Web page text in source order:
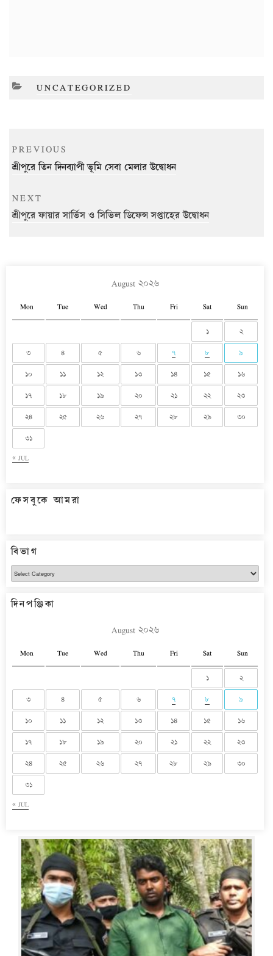
CATEGORIES
UNCATEGORIZED
Post
navigation
Previous
Post
PREVIOUS
শ্রীপুরে তিন দিনব্যাপী ভূমি সেবা মেলার উদ্বোধন
Next
Post
NEXT
শ্রীপুরে ফায়ার সার্ভিস ও সিভিল ডিফেন্স সপ্তাহের উদ্বোধন
August ২০২৬
Mon Tue Wed Thu Fri Sat Sun
« JUL
১ ২
৩ ৪ ৫ ৬ ৭ ৮ ৯
১০ ১১ ১২ ১৩ ১৪ ১৫ ১৬
১৭ ১৮ ১৯ ২০ ২১ ২২ ২৩
২৪ ২৫ ২৬ ২৭ ২৮ ২৯ ৩০
৩১
ফেসবুকে আমরা
বিভাগ
বিভাগ
দিনপঞ্জিকা
August ২০২৬
Mon Tue Wed Thu Fri Sat Sun
« JUL
১ ২
৩ ৪ ৫ ৬ ৭ ৮ ৯
১০ ১১ ১২ ১৩ ১৪ ১৫ ১৬
১৭ ১৮ ১৯ ২০ ২১ ২২ ২৩
২৪ ২৫ ২৬ ২৭ ২৮ ২৯ ৩০
৩১